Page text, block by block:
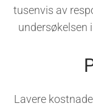
tusenvis av
undersøkelsen
Lavere